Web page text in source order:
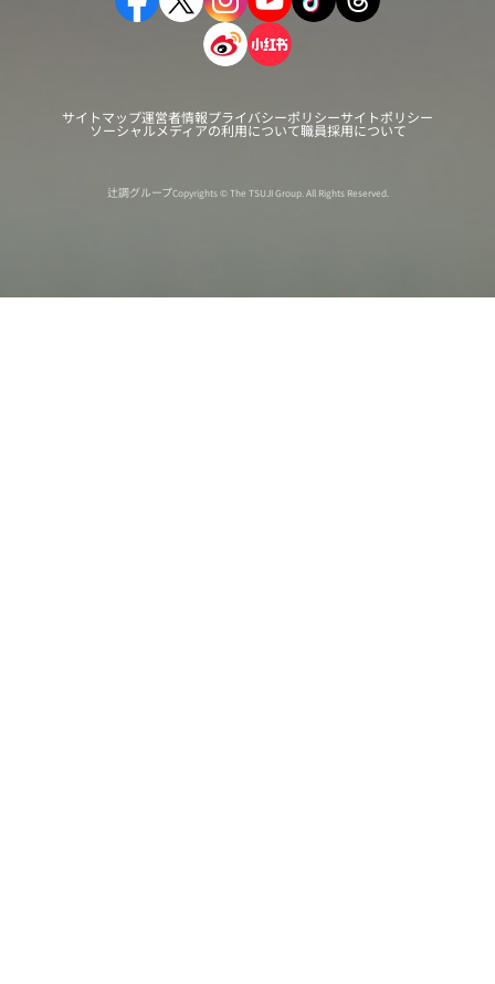
サイトマップ運営者情報プライバシーポリシーサイトポリシー
ソーシャルメディアの利用について職員採用について
辻調グループCopyrights © The TSUJI Group. All Rights Reserved.